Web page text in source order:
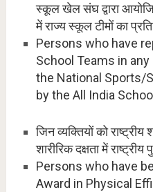
स्कूल खेल संघ द्वारा
में राज्य स्कूल टीमों का
Persons who have
School Teams in
the National Sports/
by the All India
जिन व्यक्तियों को
शारीरिक दक्षता में
Persons who have
Award in Physical